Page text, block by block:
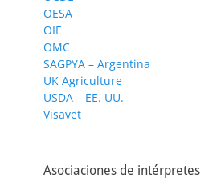
OESA
OIE
OMC
SAGPYA – Argentina
UK Agriculture
USDA – EE. UU.
Visavet
Asociaciones de intérpretes